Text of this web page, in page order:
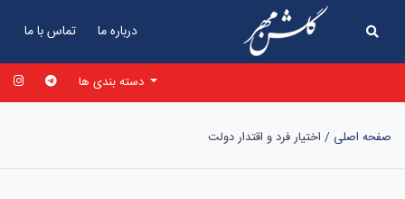
تماس با ما درباره ما
صفحه اصلی / اختيار فرد و اقتدار دولت